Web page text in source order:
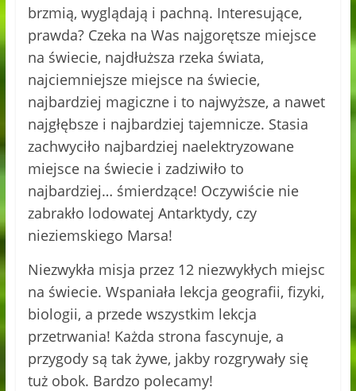
brzmią, wyglądają i pachną. Interesujące,
prawda? Czeka na Was najgorętsze miejsce
na świecie, najdłuższa rzeka świata,
najciemniejsze miejsce na świecie,
najbardziej magiczne i to najwyższe, a nawet
najgłębsze i najbardziej tajemnicze. Stasia
zachwyciło najbardziej naelektryzowane
miejsce na świecie i zadziwiło to
najbardziej… śmierdzące! Oczywiście nie
zabrakło lodowatej Antarktydy, czy
nieziemskiego Marsa!
Niezwykła misja przez 12 niezwykłych miejsc
na świecie. Wspaniała lekcja geografii, fizyki,
biologii, a przede wszystkim lekcja
przetrwania! Każda strona fascynuje, a
przygody są tak żywe, jakby rozgrywały się
tuż obok. Bardzo polecamy!